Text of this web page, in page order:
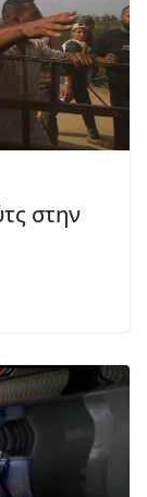
στην